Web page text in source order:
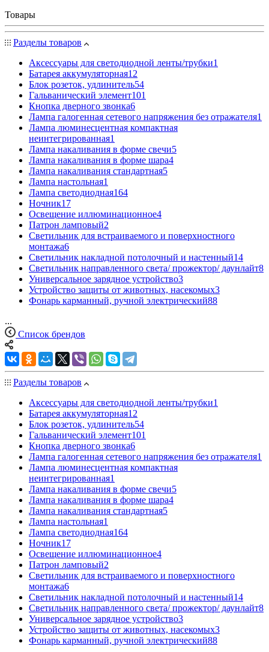
Товары
Разделы товаров
Аксессуары для светодиодной ленты/трубки1
Батарея аккумуляторная12
Блок розеток, удлинитель54
Гальванический элемент101
Кнопка дверного звонка6
Лампа галогенная сетевого напряжения без отражателя1
Лампа люминесцентная компактная
неинтегрированная1
Лампа накаливания в форме свечи5
Лампа накаливания в форме шара4
Лампа накаливания стандартная5
Лампа настольная1
Лампа светодиодная164
Ночник17
Освещение иллюминационное4
Патрон ламповый2
Светильник для встраиваемого и поверхностного
монтажа6
Светильник накладной потолочный и настенный14
Светильник направленного света/ прожектор/ даунлайт8
Универсальное зарядное устройство3
Устройство защиты от животных, насекомых3
Фонарь карманный, ручной электрический88
...
Список брендов
Разделы товаров
Аксессуары для светодиодной ленты/трубки1
Батарея аккумуляторная12
Блок розеток, удлинитель54
Гальванический элемент101
Кнопка дверного звонка6
Лампа галогенная сетевого напряжения без отражателя1
Лампа люминесцентная компактная
неинтегрированная1
Лампа накаливания в форме свечи5
Лампа накаливания в форме шара4
Лампа накаливания стандартная5
Лампа настольная1
Лампа светодиодная164
Ночник17
Освещение иллюминационное4
Патрон ламповый2
Светильник для встраиваемого и поверхностного
монтажа6
Светильник накладной потолочный и настенный14
Светильник направленного света/ прожектор/ даунлайт8
Универсальное зарядное устройство3
Устройство защиты от животных, насекомых3
Фонарь карманный, ручной электрический88